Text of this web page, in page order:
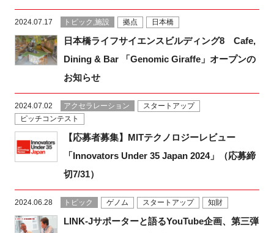
2024.07.17 トピック,施設 拠点 日本橋
日本橋ライフサイエンスビルディング8 Cafe,
Dining & Bar 「Genomic Giraffe」オープンの
お知らせ
2024.07.02 アクセラレーション
スタートアップ
ピッチコンテスト
【応募者募集】MITテクノロジーレビュー
「Innovators Under 35 Japan 2024」（応募締
切7/31）
2024.06.28 トピック ゲノム スタートアップ 知財
LINK-Jサポーターと語るYouTube企画、第三弾